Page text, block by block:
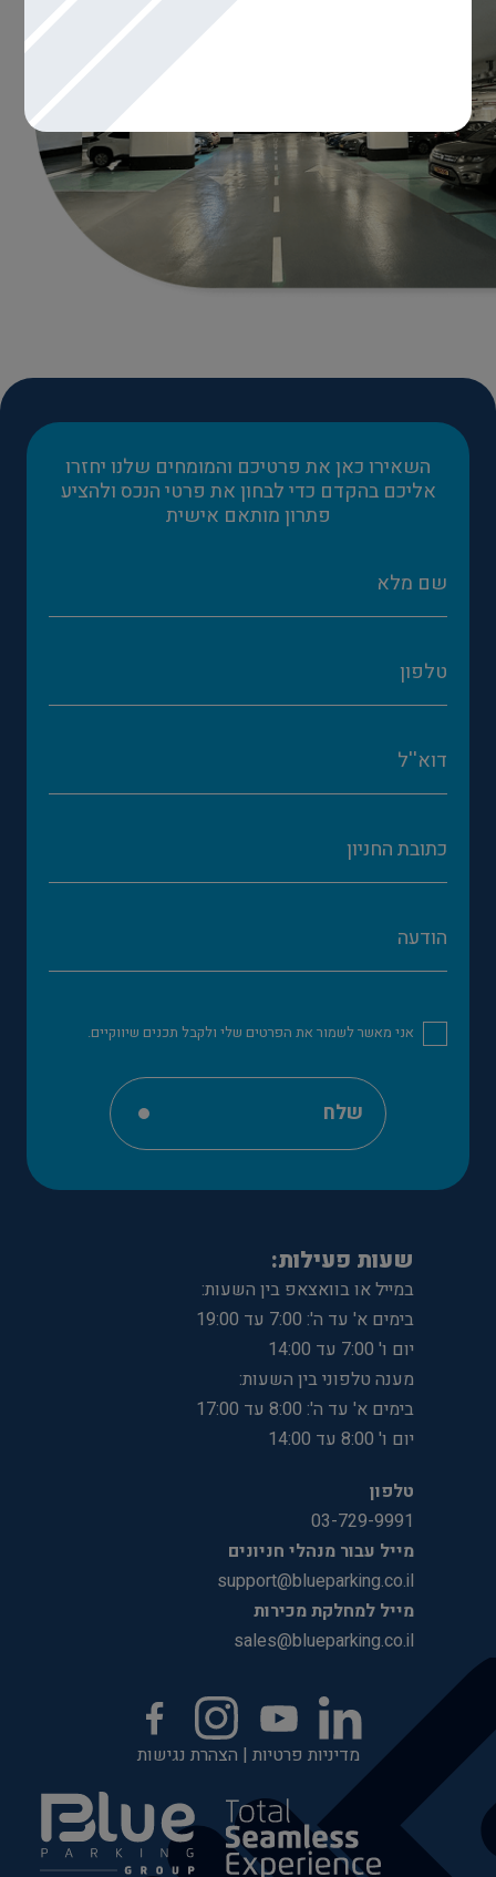
השאירו כאן את פרטיכם והמומחים שלנו יחזרו
אליכם בהקדם כדי לבחון את פרטי הנכס ולהציע
פתרון מותאם אישית
אני מאשר לשמור את הפרטים שלי ולקבל תכנים שיווקיים.
שלח
מדיניות פרטיות | הצהרת נגישות
שעות פעילות:
במייל או בוואצאפ בין השעות:
בימים א' עד ה': 7:00 עד 19:00
יום ו' 7:00 עד 14:00
מענה טלפוני בין השעות:
בימים א' עד ה': 8:00 עד 17:00
יום ו' 8:00 עד 14:00
טלפון
03-729-9991
מייל עבור מנהלי חניונים
support@blueparking.co.il
מייל למחלקת מכירות
sales@blueparking.co.il